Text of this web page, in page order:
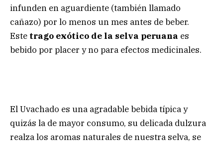
infunden en aguardiente (también llamado
cañazo) por lo menos un mes antes de beber.
Este trago exótico de la selva peruana es
bebido por placer y no para efectos medicinales.
El Uvachado es una agradable bebida típica y
quizás la de mayor consumo, su delicada dulzura
realza los aromas naturales de nuestra selva, se